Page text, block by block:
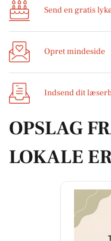
Send en gratis
Opret mindeside
Indsend dit
OPSLAG
LOKALE